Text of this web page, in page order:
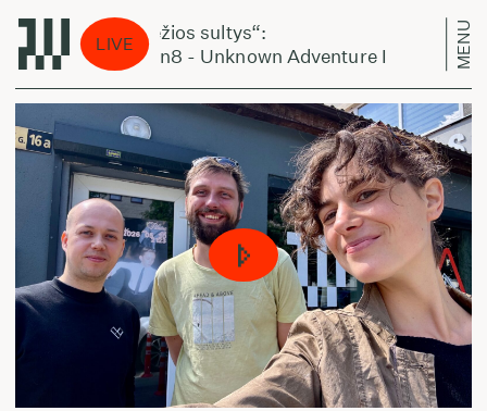
LIVE
„Šviežios sultys“:
Coben8 - Unknown Adventure I
MENU